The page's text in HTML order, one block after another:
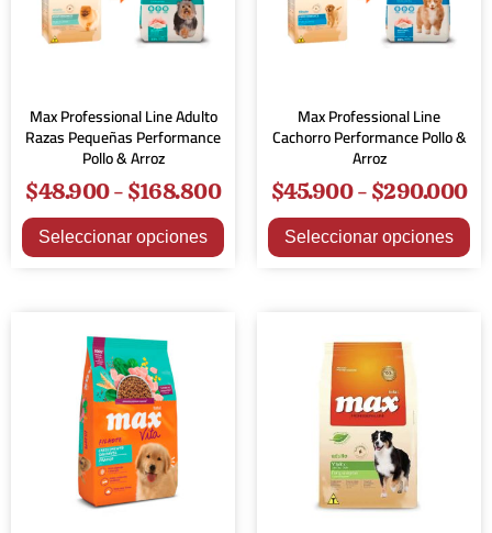
Max Professional Line Adulto
Razas Pequeñas Performance
Pollo & Arroz
$48.900-$168.800
Seleccionar opciones
Max Professional Line
Cachorro Performance Pollo &
Arroz
$45.900-$290.000
Seleccionar opciones